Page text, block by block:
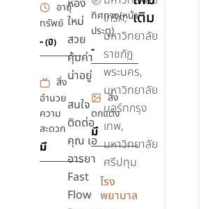
อายุ
ทรัพย์
-(ปี)
ทิศทาง(หน้า
ประตู)
-
สิ่ง
อำนวย
ความ
สะดวก
มี
สิ่ง
ตกแต่ง
มี
ห้อง
ใหม่
สวย
คุ้มค่า
น่าอยู่
สนใจ
ติดต่อ
คุณ เอ
อารยา
Fast
Flow
เกริก,
มหาวิทยาลัย
ราชภัฏ
พระนคร,
มหาวิทยาลัย
นอร์ทกรุง
เทพ,
มหาวิทยาลัย
ศรีปทุม
โรง
พยาบาล
เติม